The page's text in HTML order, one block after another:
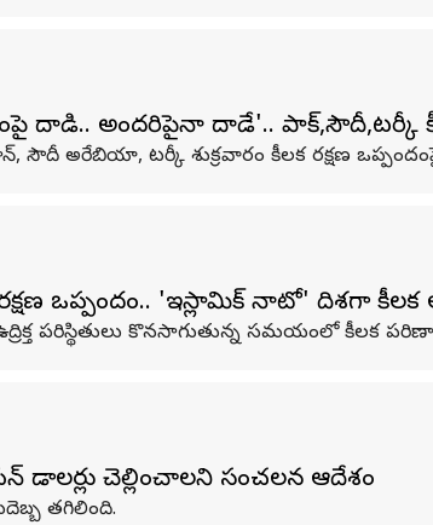
దాడి.. అందరిపైనా దాడే'.. పాక్,సౌదీ,టర్కీ
సౌదీ అరేబియా, టర్కీ శుక్రవారం కీలక రక్షణ
ఒప్పందం.. 'ఇస్లామిక్ నాటో' దిశగా కీలక
పరిస్థితులు కొనసాగుతున్న సమయంలో కీలక
డాలర్లు చెల్లించాలని సంచలన ఆదేశం
తగిలింది.